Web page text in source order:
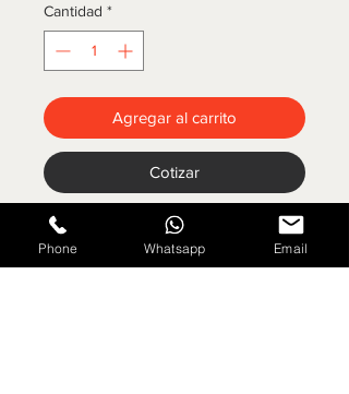
Cantidad *
Agregar al carrito
Cotizar
Mantel negro redondo 3 metros
Tela : Bistrectch
Phone Whatsapp Email